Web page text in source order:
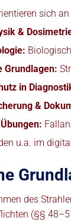
sich
&
Grundlagen:
in
&
u.a. im
des
(§§